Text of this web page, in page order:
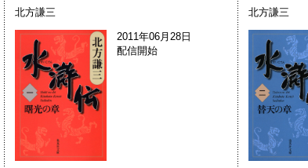
北方謙三
2011年06月28日
配信開始
北方謙三